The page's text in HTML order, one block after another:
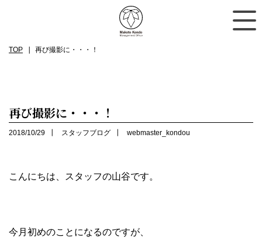
TOP 再び撮影に・・・！
再び撮影に・・・！
2018/10/29 スタッフブログ webmaster_kondou
こんにちは、スタッフの山谷です。
今月初めのことになるのですが、